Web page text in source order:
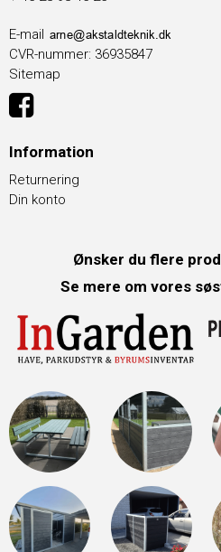
E-mail
CVR-nummer: 36935847
Sitemap
Information
Returnering
Din konto
Ønsker du flere
Se mere om vores